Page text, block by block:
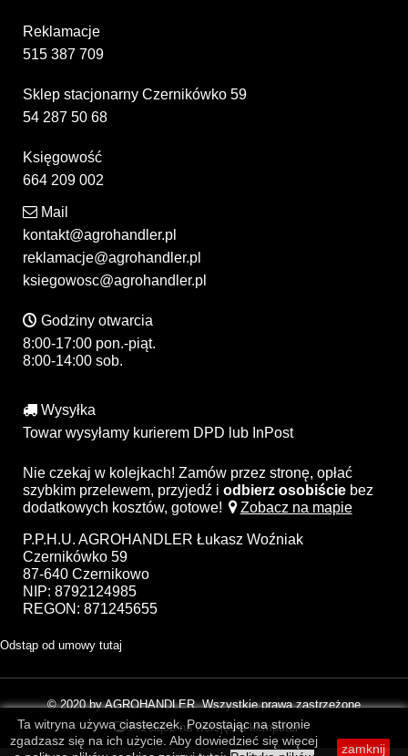
Ta witryna używa ciasteczek. Pozostając na stronie
zgadzasz się na ich użycie. Aby dowiedzieć się więcej
zamknij
Reklamacje
515 387 709
Sklep stacjonarny Czernikówko 59
54 287 50 68
Księgowość
664 209 002
Mail
kontakt@agrohandler.pl
reklamacje@agrohandler.pl
ksiegowosc@agrohandler.pl
Godziny otwarcia
8:00-17:00 pon.-piąt.
8:00-14:00 sob.
Wysyłka
Towar wysyłamy kurierem DPD lub InPost
Nie czekaj w kolejkach! Zamów przez stronę, opłać
szybkim przelewem, przyjedź i odbierz osobiście bez
dodatkowych kosztów, gotowe!
Zobacz na mapie
P.P.H.U. AGROHANDLER Łukasz Woźniak
Czernikówko 59
87-640 Czernikowo
NIP: 8792124985
REGON: 871245655
Odstąp od umowy tutaj
© 2020 by AGROHANDLER. Wszystkie prawa zastrzeżone
Przełącz na wersję na komputer